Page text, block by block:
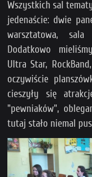
Wszystkich sal
jedenaście: dwie
warsztatowa,
Dodatkowo
Ultra Star,
oczywiście
cieszyły się
"pewniaków",
tutaj stało niemal